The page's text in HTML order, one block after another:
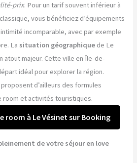
prix. Pour un tarif souvent inférieur à
vous bénéficiez d’équipements
incomparable, avec par exemple
La situation géographique de Le
atout majeur. Cette ville en Île-de-
idéal pour explorer la région.
d’ailleurs des formules
room et activités touristiques.
room à Le Vésinet sur Booking
de votre séjour en love